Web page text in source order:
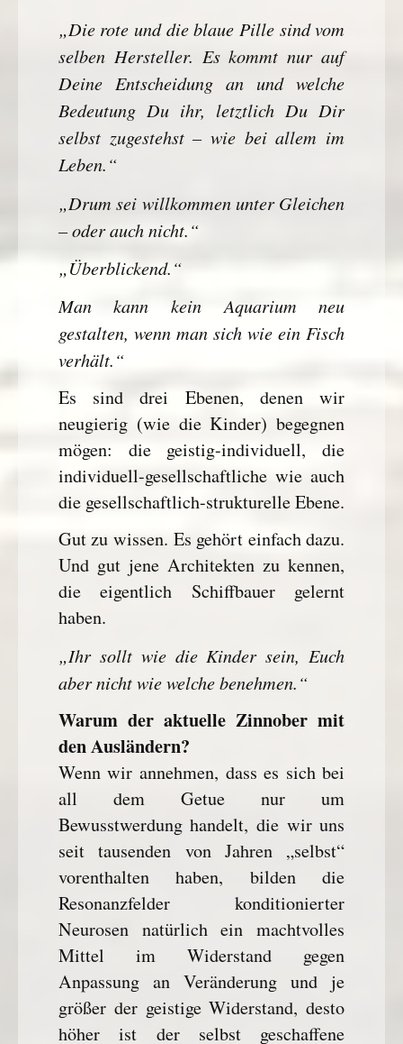
„Die rote und die blaue Pille sind vom
selben Hersteller. Es kommt nur auf
Deine Entscheidung an und welche
Bedeutung Du ihr, letztlich Du Dir
selbst zugestehst – wie bei allem im
Leben.“
„Drum sei willkommen unter Gleichen
– oder auch nicht.“
„Überblickend.“
Man kann kein Aquarium neu
gestalten, wenn man sich wie ein Fisch
verhält.“
Es sind drei Ebenen, denen wir
neugierig (wie die Kinder) begegnen
mögen: die geistig-individuell, die
individuell-gesellschaftliche wie auch
die gesellschaftlich-strukturelle Ebene.
Gut zu wissen. Es gehört einfach dazu.
Und gut jene Architekten zu kennen,
die eigentlich Schiffbauer gelernt
haben.
„Ihr sollt wie die Kinder sein, Euch
aber nicht wie welche benehmen.“
Warum der aktuelle Zinnober mit
den Ausländern?
Wenn wir annehmen, dass es sich bei
all dem Getue nur um
Bewusstwerdung handelt, die wir uns
seit tausenden von Jahren „selbst“
vorenthalten haben, bilden die
Resonanzfelder konditionierter
Neurosen natürlich ein machtvolles
Mittel im Widerstand gegen
Anpassung an Veränderung und je
größer der geistige Widerstand, desto
höher ist der selbst geschaffene